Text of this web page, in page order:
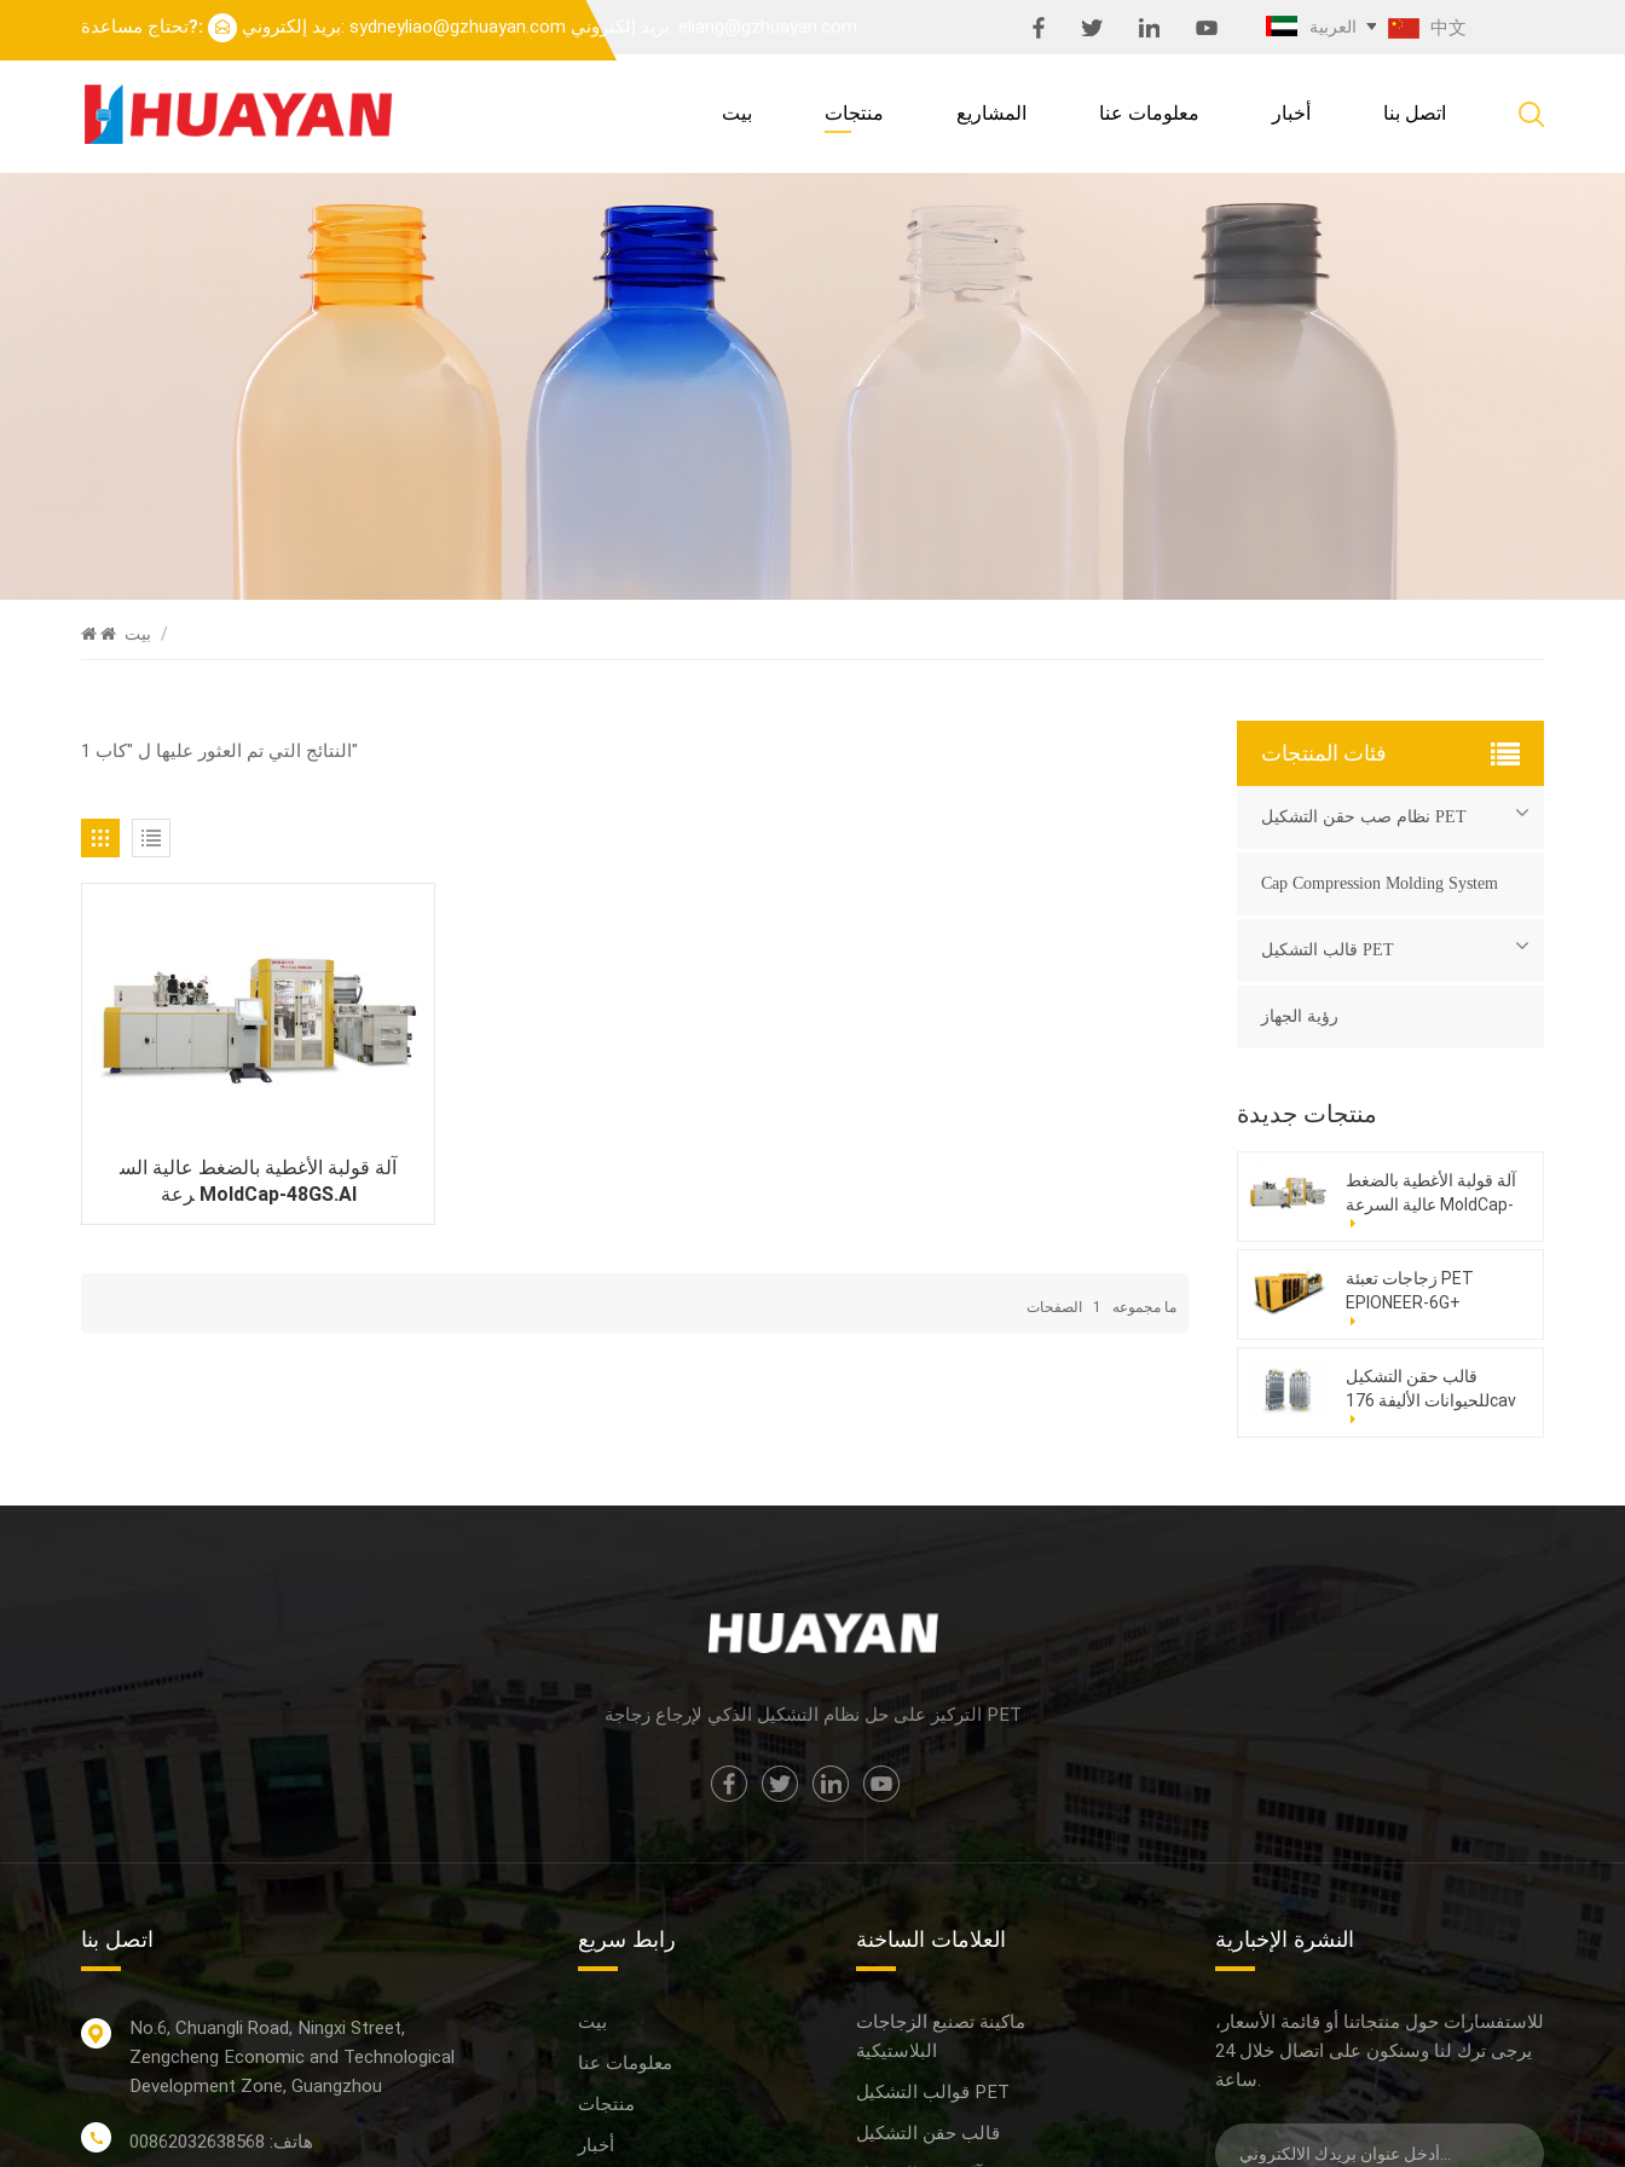
تحتاج مساعدة?: بريد إلكتروني: sydneyliao@gzhuayan.com العربية 中文
بيت منتجات المشاريع معلومات عنا أخبار اتصل بنا
بيت /
1 النتائج التي تم العثور عليها ل "كاب"
آلة قولبة الأغطية بالضغط عالية الس
رعة MoldCap-48GS.AI
ما مجموعه 1 الصفحات
فئات المنتجات
نظام صب حقن التشكيل PET
Cap Compression Molding System
قالب التشكيل PET
رؤية الجهاز
منتجات جديدة
آلة قولبة الأغطية بالضغط
عالية السرعة MoldCap-
48GS.AI
زجاجات تعبئة PET
EPIONEER-6G+
قالب حقن التشكيل
للحيوانات الأليفة 176cav
التركيز على حل نظام التشكيل الذكي لإرجاع زجاجة PET
اتصل بنا
No.6, Chuangli Road, Ningxi Street,
Zengcheng Economic and Technological
Development Zone, Guangzhou
هاتف: 00862032638568
رابط سريع
بيت
معلومات عنا
منتجات
أخبار
العلامات الساخنة
ماكينة تصنيع الزجاجات
البلاستيكية
قوالب التشكيل PET
قالب حقن التشكيل
النشرة الإخبارية
للاستفسارات حول منتجاتنا أو قائمة الأسعار،
يرجى ترك لنا وسنكون على اتصال خلال 24
ساعة.